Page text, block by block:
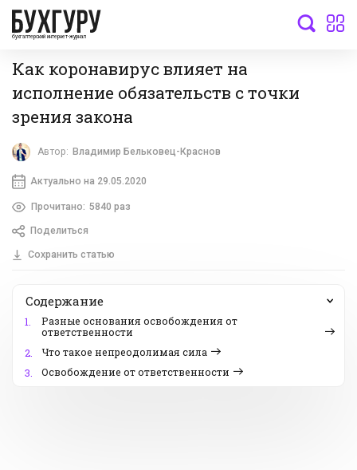
бухгалтерский интернет-журнал
Как коронавирус влияет на
исполнение обязательств с точки
зрения закона
Автор: Владимир Бельковец-Краснов
Актуально на 29.05.2020
Прочитано: 5840 раз
Поделиться
Сохранить статью
Содержание
1.
Разные основания освобождения от
ответственности
2.
Что такое непреодолимая сила
3.
Освобождение от ответственности